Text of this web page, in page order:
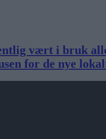
vært i bruk
for de nye